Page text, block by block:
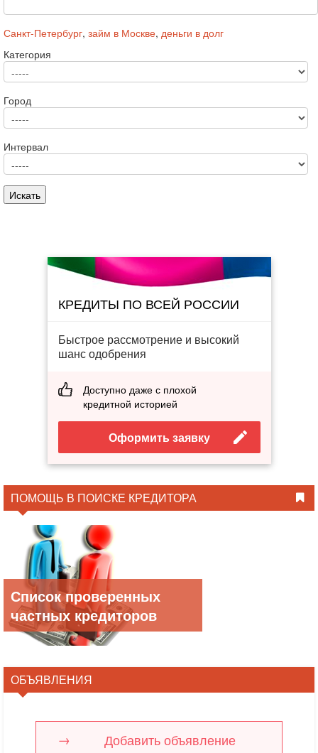
Санкт-Петербург, займ в Москве, деньги в долг
Категория
Город
Интервал
КРЕДИТЫ ПО ВСЕЙ РОССИИ
Быстрое рассмотрение и высокий
шанс одобрения
Доступно даже с плохой
кредитной историей
Оформить заявку
ПОМОЩЬ В ПОИСКЕ КРЕДИТОРА
Список проверенных
частных кредиторов
ОБЪЯВЛЕНИЯ
Добавить объявление